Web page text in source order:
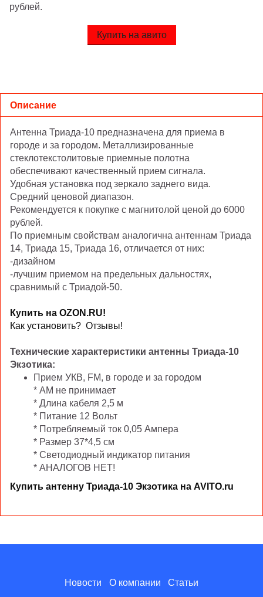
рублей.
Купить на авито
Описание
Антенна Триада-10 предназначена для приема в
городе и за городом. Металлизированные
стеклотекстолитовые приемные полотна
обеспечивают качественный прием сигнала.
Удобная установка под зеркало заднего вида.
Средний ценовой диапазон.
Рекомендуется к покупке с магнитолой ценой до 6000
рублей.
По приемным свойствам аналогична антеннам Триада
14, Триада 15, Триада 16, отличается от них:
-дизайном
-лучшим приемом на предельных дальностях,
сравнимый с Триадой-50.
Купить на OZON.RU!
Как установить? Отзывы!
Технические характеристики антенны Триада-10
Экзотика:
Прием УКВ, FM, в городе и за городом
* АМ не принимает
* Длина кабеля 2,5 м
* Питание 12 Вольт
* Потребляемый ток 0,05 Ампера
* Размер 37*4,5 см
* Светодиодный индикатор питания
* АНАЛОГОВ НЕТ!
Купить антенну Триада-10 Экзотика на AVITO.ru
Новости О компании Статьи